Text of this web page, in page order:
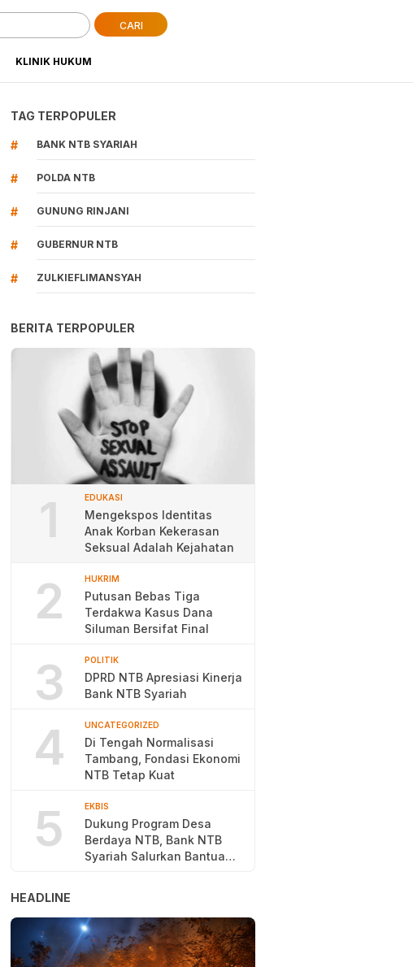
CARI
KLINIK HUKUM
TAG TERPOPULER
# BANK NTB SYARIAH
# POLDA NTB
# GUNUNG RINJANI
# GUBERNUR NTB
# ZULKIEFLIMANSYAH
BERITA TERPOPULER
1 EDUKASI
Mengekspos Identitas
Anak Korban Kekerasan
Seksual Adalah Kejahatan
2 HUKRIM
Putusan Bebas Tiga
Terdakwa Kasus Dana
Siluman Bersifat Final
3 POLITIK
DPRD NTB Apresiasi Kinerja
Bank NTB Syariah
4 UNCATEGORIZED
Di Tengah Normalisasi
Tambang, Fondasi Ekonomi
NTB Tetap Kuat
5 EKBIS
Dukung Program Desa
Berdaya NTB, Bank NTB
Syariah Salurkan Bantuan
HEADLINE